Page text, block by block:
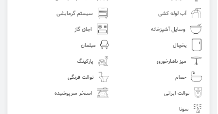
آب لوله کشی
سیستم گرمایشی
وسایل آشپزخانه
اجاق گاز
یخچال
مبلمان
میز ناهارخوری
پارکینگ
حمام
توالت فرنگی
توالت ایرانی
استخر سرپوشیده
سونا